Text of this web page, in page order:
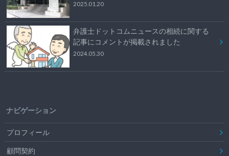
2025.01.20
弁護士ドットコムニュースの相続に関する
記事にコメントが掲載されました
2024.05.30
ナビゲーション
プロフィール
顧問契約